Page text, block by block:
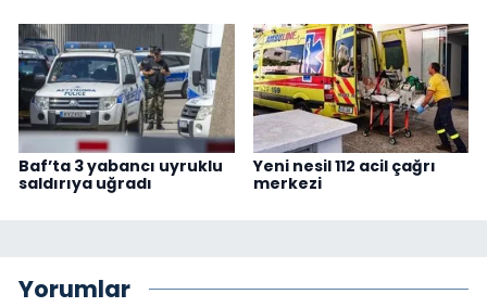
Baf’ta 3 yabancı uyruklu
saldırıya uğradı
Yeni nesil 112 acil çağrı
merkezi
Yorumlar